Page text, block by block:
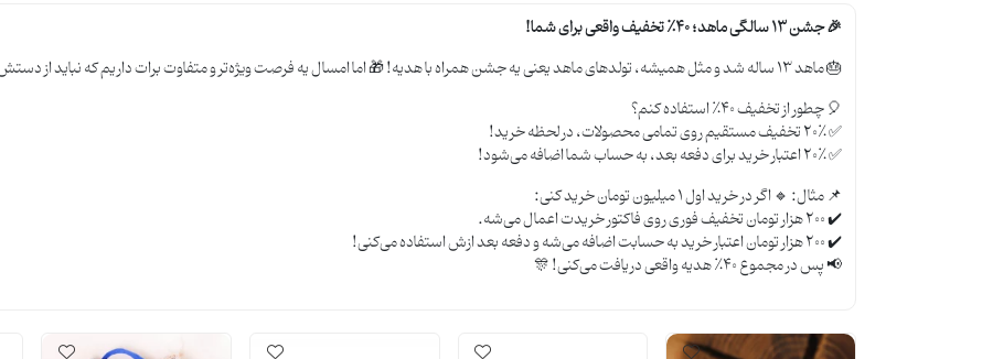
🎉 جشن ۱۳ سالگی ماهد؛ ۴۰٪ تخفیف واقعی برای شما!
🎂 ماهد ۱۳ ساله شد و مثل همیشه، تولدهای ماهد یعنی یه جشن همراه با هدیه! 🎁 اما امسال یه فرصت ویژه‌تر و متفاوت برات داریم که نباید از دستش بدی!
🎈 چطور از تخفیف ۴۰٪ استفاده کنم؟
✅ ۲۰٪ تخفیف مستقیم روی تمامی محصولات، در لحظه خرید!
✅ ۲۰٪ اعتبار خرید برای دفعه بعد، به حساب شما اضافه می‌شود!
📌 مثال: 🔹 اگر در خرید اول ۱ میلیون تومان خرید کنی:
✔️ ۲۰۰ هزار تومان تخفیف فوری روی فاکتور خریدت اعمال می‌شه.
✔️ ۲۰۰ هزار تومان اعتبار خرید به حسابت اضافه می‌شه و دفعه بعد ازش استفاده می‌کنی!
📢 پس در مجموع ۴۰٪ هدیه واقعی دریافت می‌کنی! 🎊